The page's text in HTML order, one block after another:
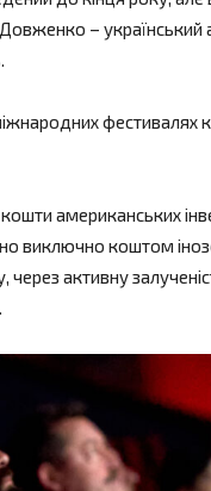
– український
фестивалях
американських
виключно коштом
активну